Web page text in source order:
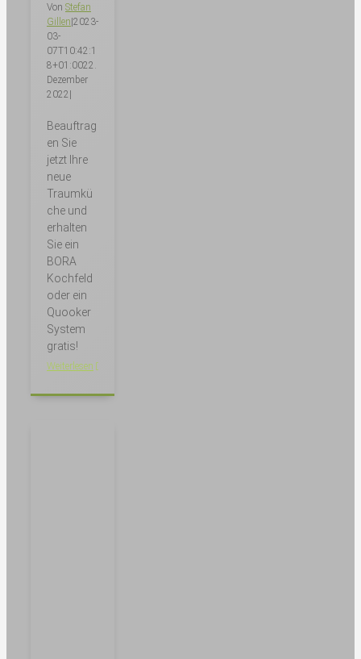
Von Stefan
Gillen 2023-
03-
07T10:42:1
8+01:0022.
Dezember
2022
Beauftrag
en Sie
jetzt Ihre
neue
Traumkü
che und
erhalten
Sie ein
BORA
Kochfeld
oder ein
Quooker
System
gratis!
Weiterlesen